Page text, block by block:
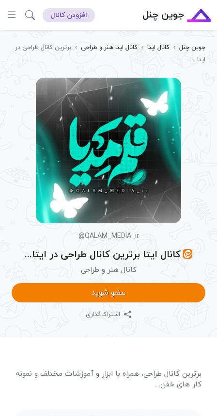
جوین چنل افزودن کانال
جوین چنل › کانال ایتا › کانال ایتا هنر و طراحی › برترین کانال طراحی در
ایتا...
@QALAM_MEDIA_ir
کانال ایتا برترین کانال طراحی در ایتا...
کانال هنر و طراحی
عضو شوید
اشتراک‌گذاری
برترین کانال طراحی، همراه با ابزار و آموزشات مختلف و نمونه
کار های خفن...